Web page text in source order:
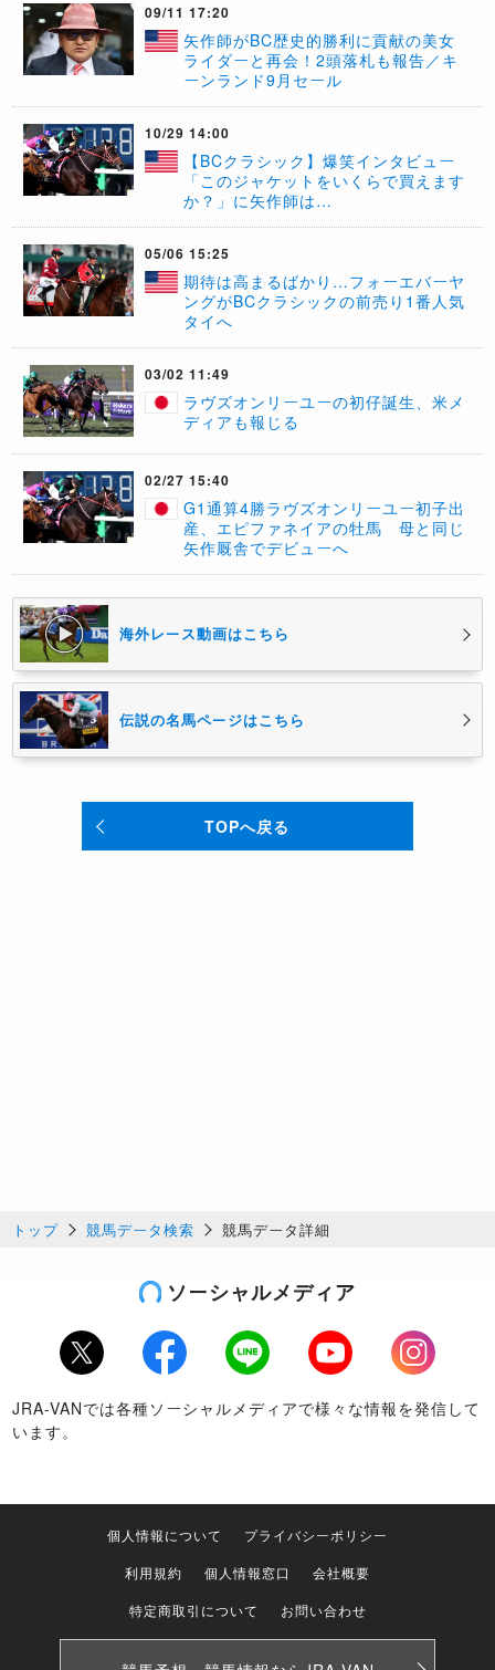
09/11 17:20
矢作師がBC歴史的勝利に貢献の美女
ライダーと再会！2頭落札も報告／キ
ーンランド9月セール
10/29 14:00
【BCクラシック】爆笑インタビュー
「このジャケットをいくらで買えます
か？」に矢作師は…
05/06 15:25
期待は高まるばかり…フォーエバーヤ
ングがBCクラシックの前売り1番人気
タイへ
03/02 11:49
ラヴズオンリーユーの初仔誕生、米メ
ディアも報じる
02/27 15:40
G1通算4勝ラヴズオンリーユー初子出
産、エピファネイアの牡馬 母と同じ
矢作厩舎でデビューへ
海外レース動画はこちら
伝説の名馬ページはこちら
TOPへ戻る
トップ 競馬データ検索 競馬データ詳細
ソーシャルメディア
Twitter Facebook LINE Youtube
Instagram
JRA-VANでは各種ソーシャルメディアで様々な情報を発信して
います。
個人情報について
プライバシーポリシー
利用規約
個人情報窓口
会社概要
特定商取引について
お問い合わせ